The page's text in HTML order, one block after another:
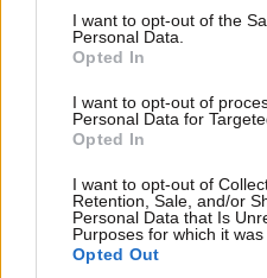
consent section.
I want to opt-out of the
Personal Data.
Opted In
I want to opt-out of
Personal Data for
Opted In
I want to opt-out of
Retention, Sale, and/or
Personal Data that Is
Purposes for which it was
Opted Out
10χρονο κοριτσάκι